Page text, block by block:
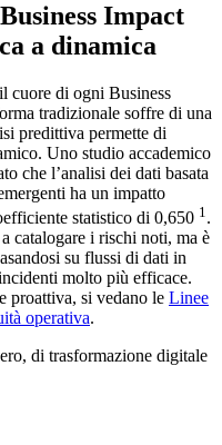
Impact
a dinamica
cuore di ogni Business
tradizionale soffre di una
predittiva permette di
Uno studio accademico
che l’analisi dei dati basata
ha un impatto
statistico di 0,650 1.
catalogare i rischi noti, ma è
su flussi di dati in
molto più efficace.
proattiva, si vedano le Linee
operativa.
di trasformazione digitale